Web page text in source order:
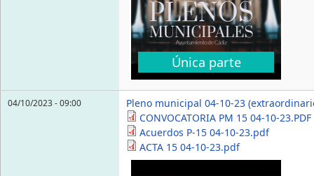
Única parte
04/10/2023 - 09:00
Pleno municipal 04-10-23
CONVOCATORIA PM 15 04-10-23.PDF
Acuerdos P-15 04-10-23.pdf
ACTA 15 04-10-23.pdf